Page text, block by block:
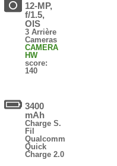
12-MP,
f/1.5,
OIS
3 Arrière
Cameras
CAMERA
HW
score:
140
3400
mAh
Charge S.
Fil
Qualcomm
Quick
Charge 2.0